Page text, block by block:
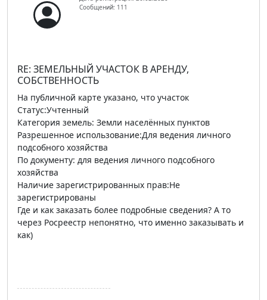
Сообщений: 111
RE: ЗЕМЕЛЬНЫЙ УЧАСТОК В АРЕНДУ,
СОБСТВЕННОСТЬ
На публичной карте указано, что участок
Статус:Учтенный
Категория земель: Земли населённых пунктов
Разрешенное использование:Для ведения личного
подсобного хозяйства
По документу: для ведения личного подсобного
хозяйства
Наличие зарегистрированных прав:Не
зарегистрированы
Где и как заказать более подробные сведения? А то
через Росреестр непонятно, что именно заказывать и
как)